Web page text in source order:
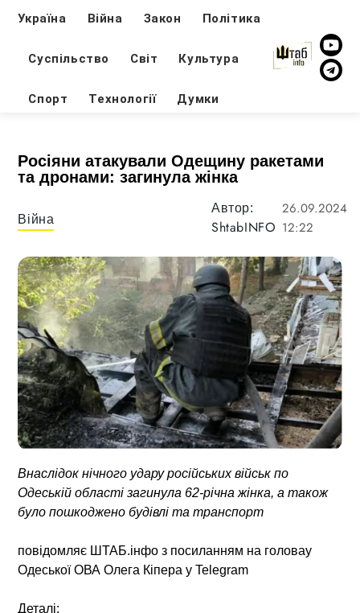
Україна Війна Закон Політика
Суспільство Світ Культура
Спорт Технології Думки
Росіяни атакували Одещину ракетами
та дронами: загинула жінка
Війна
Автор:
ShtabINFO
26.09.2024
12:22
Внаслідок нічного удару російських військ по
Одеській області загинула 62-річна жінка, а також
було пошкоджено будівлі та транспорт
повідомляє ШТАБ.інфо з посиланням на головау
Одеської ОВА Олега Кіпера у Telegram
Деталі: